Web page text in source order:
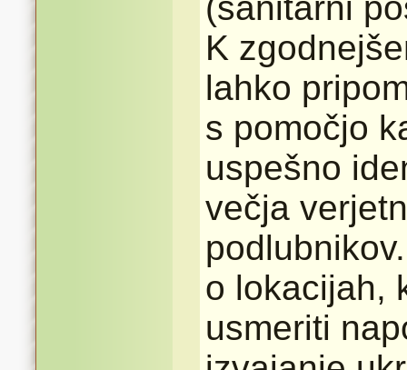
K
lahko
s pomočjo
uspešno
večja
o lokacijah,
usmeriti